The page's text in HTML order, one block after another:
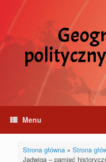
content
Menu
Strona główna» Strona
Jadwiga – pamięć